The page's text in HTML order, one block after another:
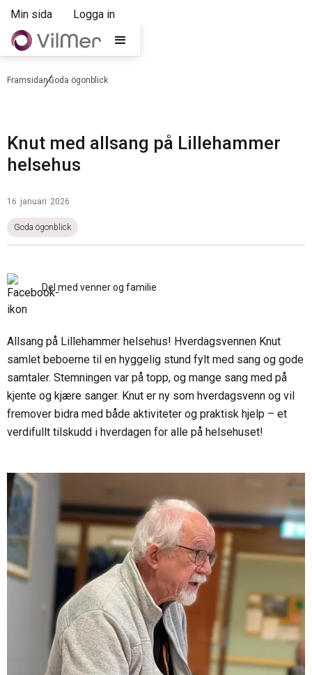
Min sida Logga in
FramsidanGoda ögonblick
Knut med allsang på Lillehammer
helsehus
16 januari 2026
Goda ögonblick
Del med venner og familie
Allsang på Lillehammer helsehus! Hverdagsvennen Knut
samlet beboerne til en hyggelig stund fylt med sang og gode
samtaler. Stemningen var på topp, og mange sang med på
kjente og kjære sanger. Knut er ny som hverdagsvenn og vil
fremover bidra med både aktiviteter og praktisk hjelp – et
verdifullt tilskudd i hverdagen for alle på helsehuset!